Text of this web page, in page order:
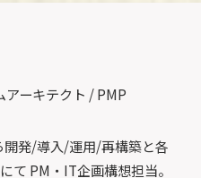
ーキテクト / PMP
開発/導入/運用/再構築と各
て PM・IT企画構想担当。